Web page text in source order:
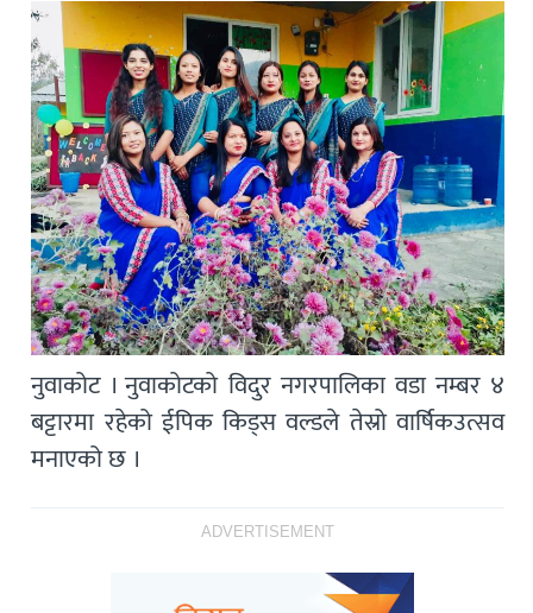
नुवाकोट । नुवाकोटको विदुर नगरपालिका वडा नम्बर ४
बट्टारमा रहेको ईपिक किड्स वल्डले तेस्रो वार्षिकउत्सव
मनाएको छ ।
ADVERTISEMENT